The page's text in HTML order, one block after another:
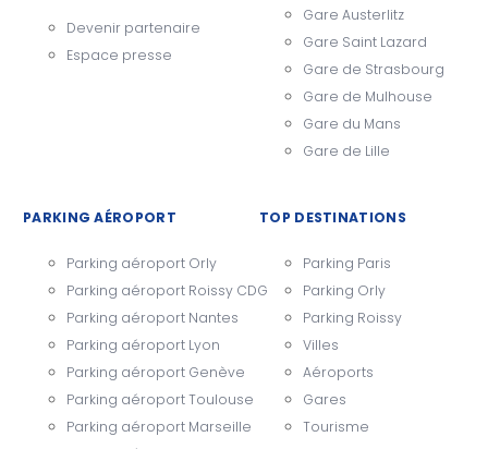
Devenir partenaire
Espace presse
Gare Austerlitz
Gare Saint Lazard
Gare de Strasbourg
Gare de Mulhouse
Gare du Mans
Gare de Lille
PARKING AÉROPORT
Parking aéroport Orly
Parking aéroport Roissy CDG
Parking aéroport Nantes
Parking aéroport Lyon
Parking aéroport Genève
Parking aéroport Toulouse
Parking aéroport Marseille
TOP DESTINATIONS
Parking Paris
Parking Orly
Parking Roissy
Villes
Aéroports
Gares
Tourisme